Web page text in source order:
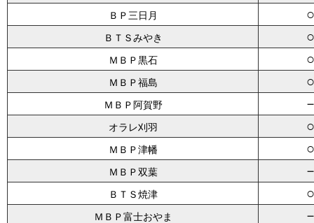
ＢＰ三日月 ○
ＢＴＳみやき ○
ＭＢＰ黒石 ○
ＭＢＰ福島 ○
ＭＢＰ阿賀野
オラレ刈羽 ○
ＭＢＰ津幡 ○
ＭＢＰ双葉
ＢＴＳ焼津 ○
ＭＢＰ富士おやま